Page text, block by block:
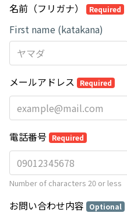
名前（フリガナ） Required
First name (katakana)
メールアドレス Required
電話番号 Required
Number of characters 20 or less
お問い合わせ内容 Optional